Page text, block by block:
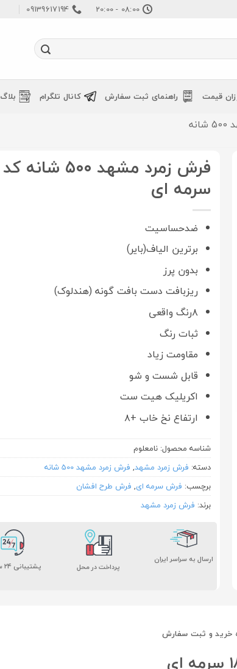
08:00 - 20:00
09139617194
قیمت راهنمای ثبت سفارش کانال تلگرام بلاگ
سرمه ای
ضدحساسیت
برترین الیاف(بایر)
بدون پرز
ریزبافت دست بافت گونه (هندلوک)
۸رنگ واقعی
ثبات رنگ
مقاومت زیاد
قابل شست و شو
اکریلیک هیت ست
ارتفاع نخ خاب +۸
شناسه محصول: نامعلوم
دسته: فرش زمرد مشهد, فرش زمرد مشهد 500 شانه
برچسب: فرش سرمه ای, فرش طرح افشان
برند: فرش زمرد مشهد
ارسال به سراسر ایران
پرداخت در محل پشتیبانی ۲۴ ساعته
خرید و ثبت سفارش